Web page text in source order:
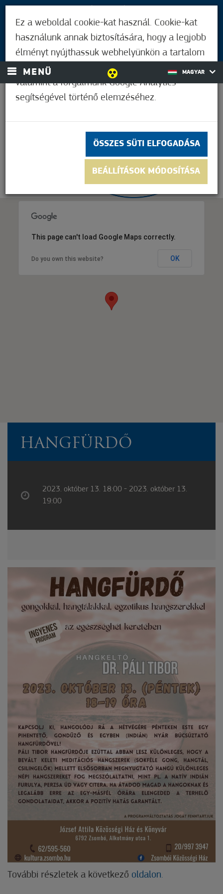
BEJELENTKEZÉS
MENÜ MAGYAR
This page can't load Google Maps correctly.
Do you own this website? OK
HANGFÜRDŐ
2023. október 13. 18:00 - 2023. október 13.
19:00
További részletek a következő oldalon.
Ez a weboldal cookie-kat használ. Cookie-kat
használunk annak biztosítására, hogy a legjobb
élményt nyújthassuk webhelyünkön a tartalom
és a hirdetések személyre szabásához,
valamint a forgalmunk Google Analytics
segítségével történő elemzéséhez.
ÖSSZES SÜTI ELFOGADÁSA
BEÁLLÍTÁSOK MÓDOSÍTÁSA